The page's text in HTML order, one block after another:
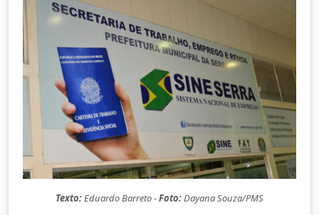
Texto:Eduardo Barreto -Foto:Dayana Souza/PMS